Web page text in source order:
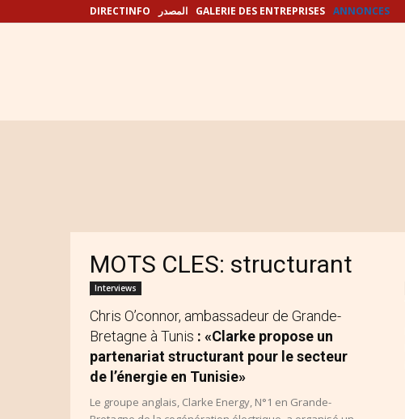
DIRECTINFO المصدر GALERIE DES ENTREPRISES ANNONCES
MOTS CLES: structurant
Interviews
Chris O’connor, ambassadeur de Grande-
Bretagne à Tunis : «Clarke propose un
partenariat structurant pour le secteur
de l’énergie en Tunisie»
Le groupe anglais, Clarke Energy, N°1 en Grande-